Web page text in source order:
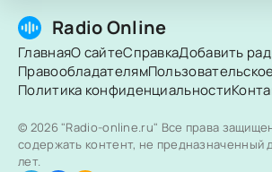
Radio Online
ГлавнаяО сайтеСправкаДобавить
Правообладателям
Политика конфиденциальности
© 2026 "Radio-online.ru" Все права
содержать контент, не предназначенный
лет.